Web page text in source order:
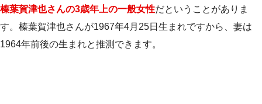
榛葉賀津也さんの3歳年上の一般女性だということがありま
す。榛葉賀津也さんが1967年4月25日生まれですから、妻は
1964年前後の生まれと推測できます。